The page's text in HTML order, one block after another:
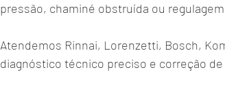
pressão, chaminé obstruída ou
Atendemos Rinnai, Lorenzetti, Bosch,
diagnóstico técnico preciso e correção